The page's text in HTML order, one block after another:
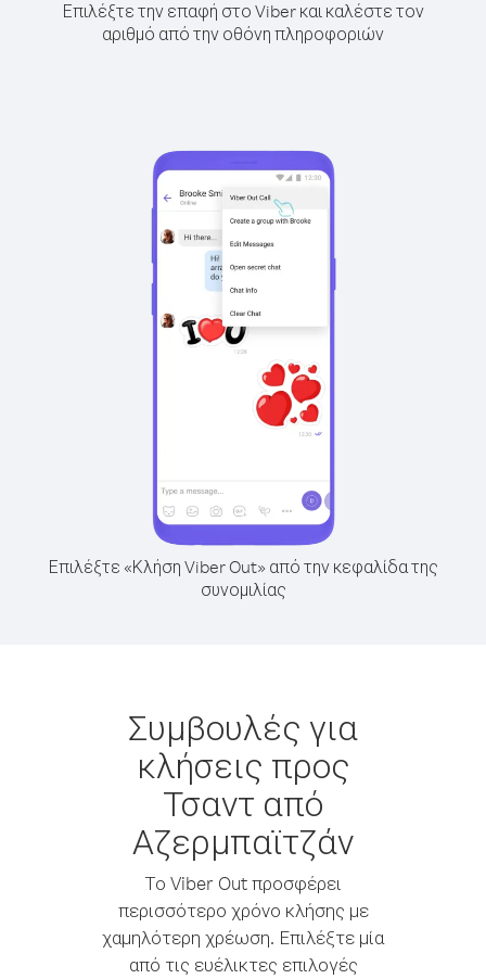
Επιλέξτε την επαφή στο Viber και καλέστε τον
αριθμό από την οθόνη πληροφοριών
Επιλέξτε «Κλήση Viber Out» από την κεφαλίδα της
συνομιλίας
Συμβουλές για
κλήσεις προς
Τσαντ από
Αζερμπαϊτζάν
Το Viber Out προσφέρει
περισσότερο χρόνο κλήσης με
χαμηλότερη χρέωση. Επιλέξτε μία
από τις ευέλικτες επιλογές